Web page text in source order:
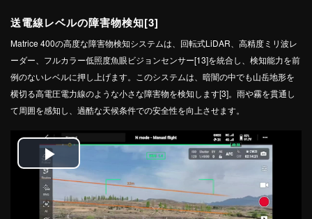
送電線レベルの障害物検知[3]
Matrice 400の高度な障害物検知システムは、回転式LiDAR、高精度ミリ波レ
ーダー、フルカラー低照度魚眼ビジョンセンサー[13]を統合し、検知能力を前
例のないレベルに押し上げます。このシステムは、暗闇の中でも山岳地形を
横切る高電圧電力線のような小さな障害物を検知します[3]。雨や霧を貫通し
て周囲を感知し、過酷な天候条件での安全性を向上させます。
Play
Video